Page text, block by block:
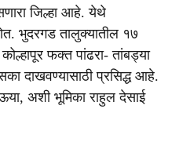
जिल्हा आहे. येथे
भुदरगड तालुक्यातील १७
फक्त पांढरा- तांबड्या
दाखवण्यासाठी प्रसिद्ध आहे.
अशी भूमिका राहुल देसाई